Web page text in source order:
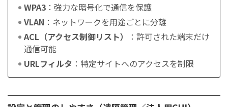
WPA3 ：強力な暗号化で通信を保護
VLAN ：ネットワークを用途ごとに分離
ACL（アクセス制御リスト）
：許可された端末だけ
通信可能
URLフィルタ ：特定サイトへのアクセスを制限